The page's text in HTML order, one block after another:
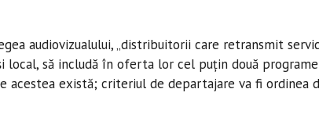
audiovizualului, „distribuitorii care retransmit
local, să includă în oferta lor cel puţin două
acestea există; criteriul de departajare va fi ordinea